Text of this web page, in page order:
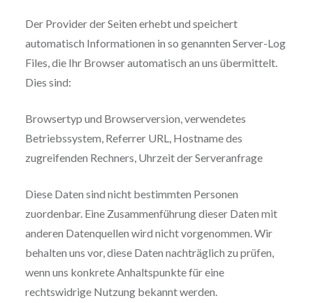
Der Provider der Seiten erhebt und speichert
automatisch Informationen in so genannten Server-Log
Files, die Ihr Browser automatisch an uns übermittelt.
Dies sind:
Browsertyp und Browserversion, verwendetes
Betriebssystem, Referrer URL, Hostname des
zugreifenden Rechners, Uhrzeit der Serveranfrage
Diese Daten sind nicht bestimmten Personen
zuordenbar. Eine Zusammenführung dieser Daten mit
anderen Datenquellen wird nicht vorgenommen. Wir
behalten uns vor, diese Daten nachträglich zu prüfen,
wenn uns konkrete Anhaltspunkte für eine
rechtswidrige Nutzung bekannt werden.